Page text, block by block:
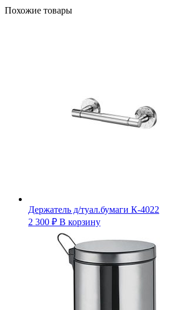
Похожие товары
Держатель д/туал.бумаги К-4022
2 300 ₽ В корзину